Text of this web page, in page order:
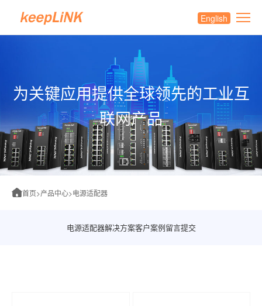
English
为关键应用提供全球领先的工业互
联网产品
首页>产品中心>电源适配器
电源适配器解决方案客户案例留言提交